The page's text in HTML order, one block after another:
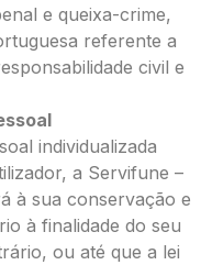
e queixa-crime,
referente a
civil e
individualizada
a Servifune –
à sua conservação e
à finalidade do seu
ou até que a lei